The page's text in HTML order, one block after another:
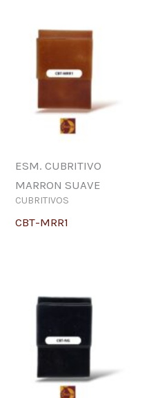
ESM. CUBRITIVO
MARRON SUAVE
CUBRITIVOS
CBT-MRR1